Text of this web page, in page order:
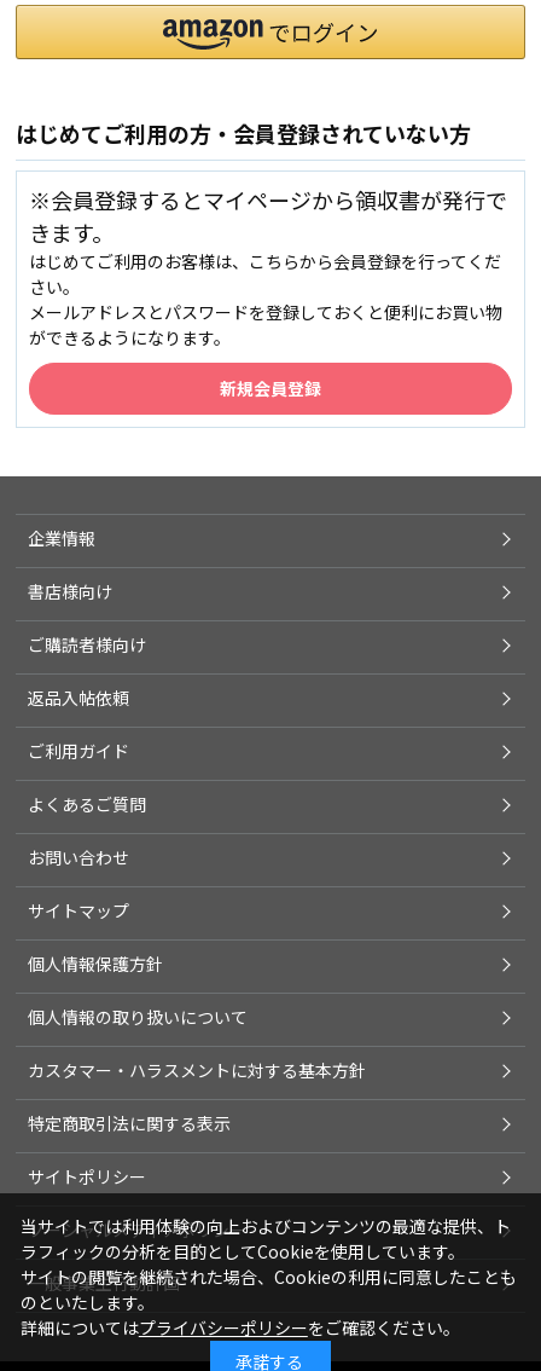
はじめてご利用の方・会員登録されていない方
※会員登録するとマイページから領収書が発行で
きます。
はじめてご利用のお客様は、こちらから会員登録を行ってくだ
さい。
メールアドレスとパスワードを登録しておくと便利にお買い物
ができるようになります。
企業情報
書店様向け
ご購読者様向け
返品入帖依頼
ご利用ガイド
よくあるご質問
お問い合わせ
サイトマップ
個人情報保護方針
個人情報の取り扱いについて
カスタマー・ハラスメントに対する基本方針
特定商取引法に関する表示
サイトポリシー
ソーシャルメディアポリシー
一般事業主行動計画
当サイトでは利用体験の向上およびコンテンツの最適な提供、ト
ラフィックの分析を目的としてCookieを使用しています。
サイトの閲覧を継続された場合、Cookieの利用に同意したことも
のといたします。
詳細についてはプライバシーポリシーをご確認ください。
承諾する